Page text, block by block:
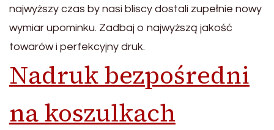
najwyższy czas by nasi bliscy dostali zupełnie nowy
wymiar upominku. Zadbaj o najwyższą jakość
towarów i perfekcyjny druk.
Nadruk bezpośredni
na koszulkach